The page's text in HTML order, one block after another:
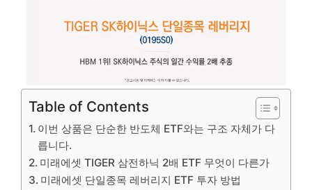
Table of Contents
이번 상품은 단순한 반도체 ETF와는 구조 자체가 다
릅니다.
미래에셋 TIGER 삼전하닉 2배 ETF 무엇이 다른가
미래에셋 단일종목 레버리지 ETF 투자 방법